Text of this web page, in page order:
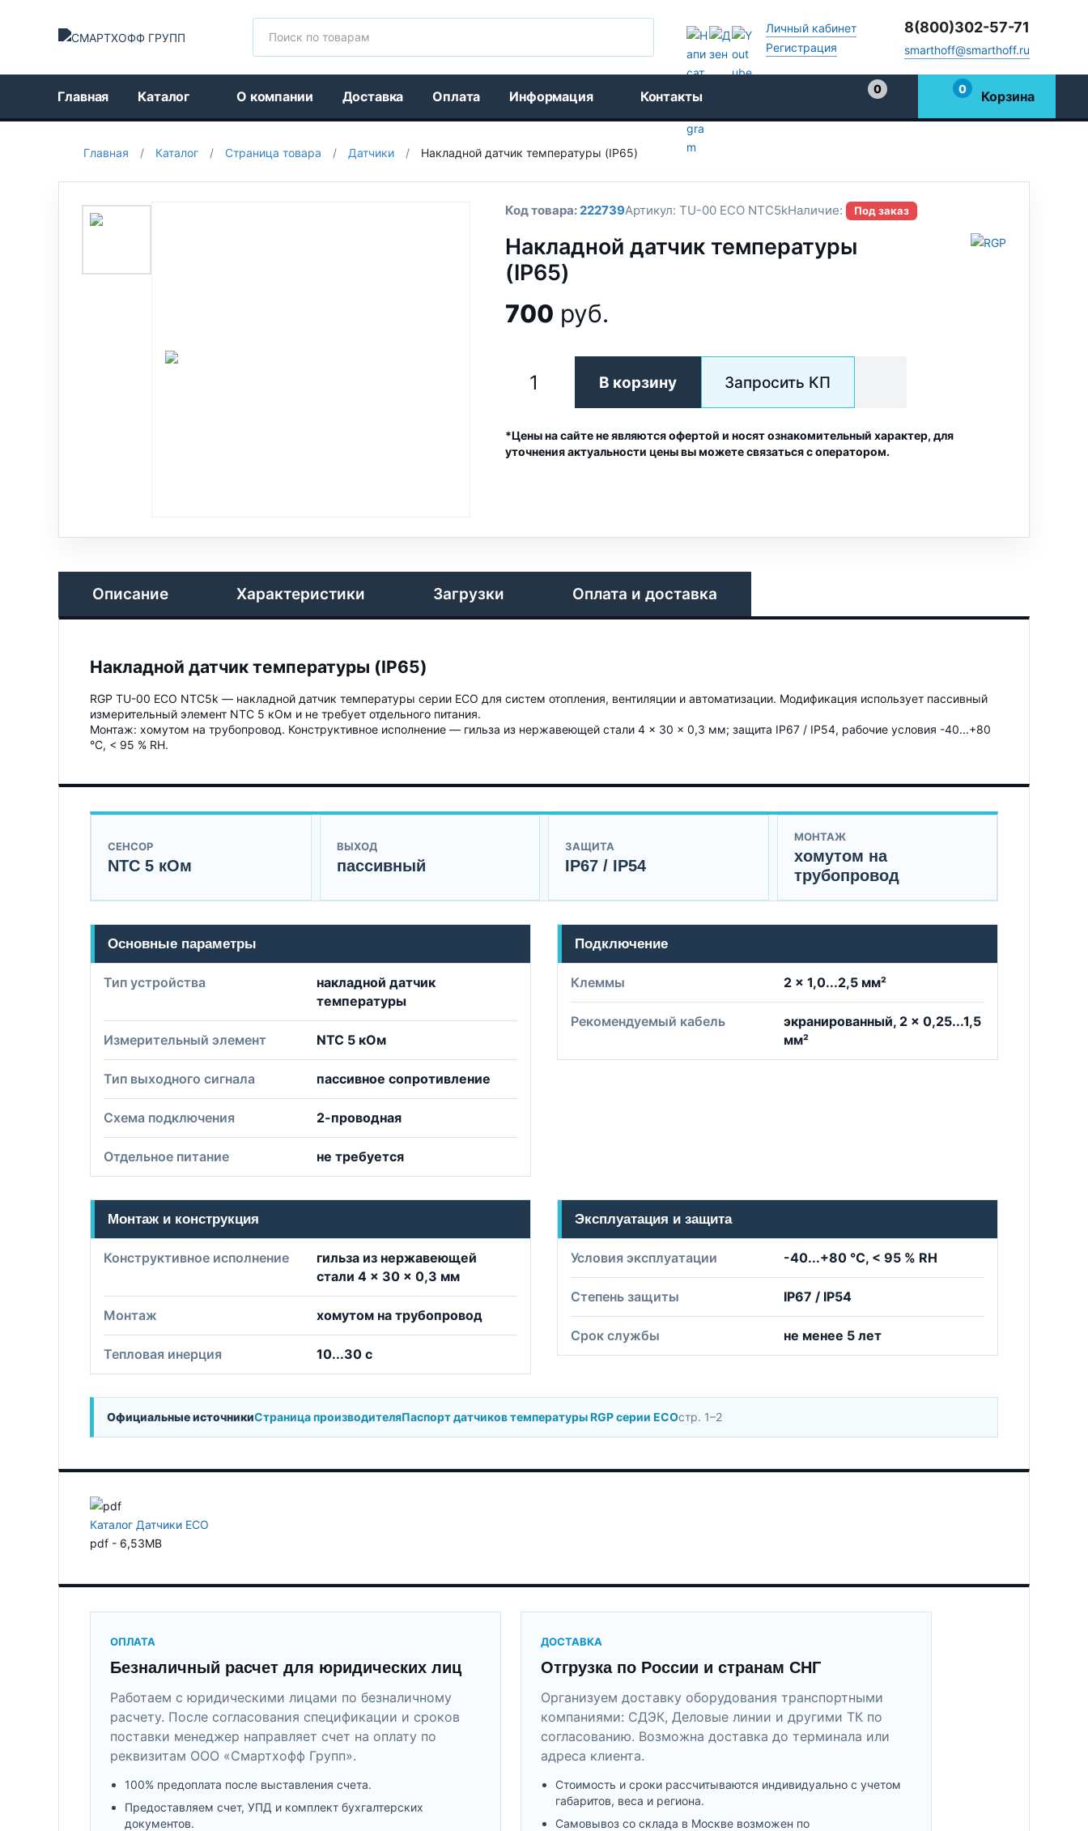
Личный кабинет
Регистрация
8(800)302-57-71
smarthoff@smarthoff.ru
Главная Каталог О компании Доставка Оплата Информация Контакты
0
0 Корзина
Главная / Каталог / Страница товара / Датчики / Накладной датчик температуры (IP65)
Код товара:222739Артикул: TU-00 ECO NTC5kНаличие: Под заказ
Накладной датчик температуры
(IP65)
700 руб.
В корзину Запросить КП
*Цены на сайте не являются офертой и носят ознакомительный характер, для
уточнения актуальности цены вы можете связаться с оператором.
Описание Характеристики Загрузки Оплата и доставка
Накладной датчик температуры (IP65)
RGP TU-00 ECO NTC5k — накладной датчик температуры серии ECO для систем отопления, вентиляции и автоматизации. Модификация использует пассивный
измерительный элемент NTC 5 кОм и не требует отдельного питания.
Монтаж: хомутом на трубопровод. Конструктивное исполнение — гильза из нержавеющей стали 4 × 30 × 0,3 мм; защита IP67 / IP54, рабочие условия -40...+80
°C, < 95 % RH.
СЕНСОР
NTC 5 кОм
ВЫХОД
пассивный
ЗАЩИТА
IP67 / IP54
МОНТАЖ
хомутом на
трубопровод
Основные параметры
Тип устройства
накладной датчик
температуры
Измерительный элемент NTC 5 кОм
Тип выходного сигнала пассивное сопротивление
Схема подключения 2-проводная
Отдельное питание не требуется
Подключение
Клеммы 2 × 1,0...2,5 мм²
Рекомендуемый кабель
экранированный, 2 × 0,25...1,5
мм²
Монтаж и конструкция
Конструктивное исполнение
гильза из нержавеющей
стали 4 × 30 × 0,3 мм
Монтаж хомутом на трубопровод
Тепловая инерция 10...30 с
Эксплуатация и защита
Условия эксплуатации -40...+80 °C, < 95 % RH
Степень защиты IP67 / IP54
Срок службы не менее 5 лет
Официальные источникиСтраница производителяПаспорт датчиков температуры RGP серии ECOстр. 1–2
Каталог Датчики ECO
pdf - 6,53MB
ОПЛАТА
Безналичный расчет для юридических лиц
Работаем с юридическими лицами по безналичному
расчету. После согласования спецификации и сроков
поставки менеджер направляет счет на оплату по
реквизитам ООО «Смартхофф Групп».
100% предоплата после выставления счета.
Предоставляем счет, УПД и комплект бухгалтерских
документов.
ДОСТАВКА
Отгрузка по России и странам СНГ
Организуем доставку оборудования транспортными
компаниями: СДЭК, Деловые линии и другими ТК по
согласованию. Возможна доставка до терминала или
адреса клиента.
Стоимость и сроки рассчитываются индивидуально с учетом
габаритов, веса и региона.
Самовывоз со склада в Москве возможен по